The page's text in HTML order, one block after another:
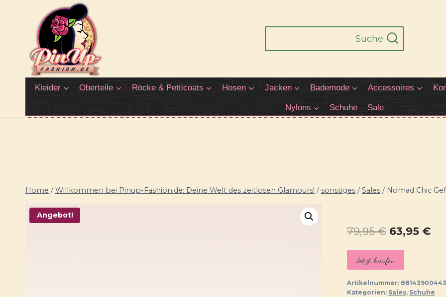
springen
Suche
Kleider Oberteile Röcke & Petticoats Hosen Jacken Bademode Accessoires
Nylons Schuhe Sale
Home / Willkommen bei Pinup-Fashion.de: Deine Welt des zeitlosen Glamours! / sonstiges / Sales / Nomad Chic
Angebot!
79,95€
Preis
war:
79,95 €
63,95 €
Jetzt kaufen
Artikelnummer:
Kategorien: Sales, Schuhe